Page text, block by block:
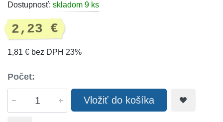
Dostupnosť: skladom 9 ks
2,23 €
1,81 € bez DPH 23%
Počet:
Vložiť do košíka